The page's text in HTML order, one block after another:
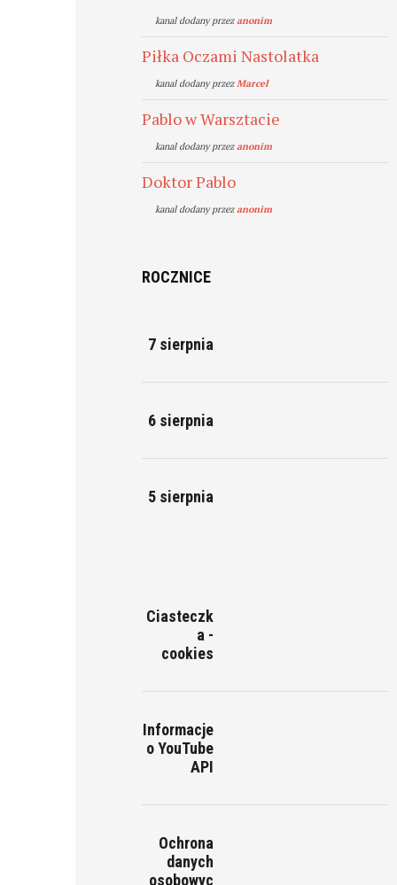
kanal dodany przezanonim
Piłka Oczami Nastolatka
kanal dodany przezMarcel
Pablo w Warsztacie
kanal dodany przezanonim
Doktor Pablo
kanal dodany przezanonim
ROCZNICE
7 sierpnia
6 sierpnia
5 sierpnia
Ciasteczk
a -
cookies
Informacje
o YouTube
API
Ochrona
danych
osobowyc